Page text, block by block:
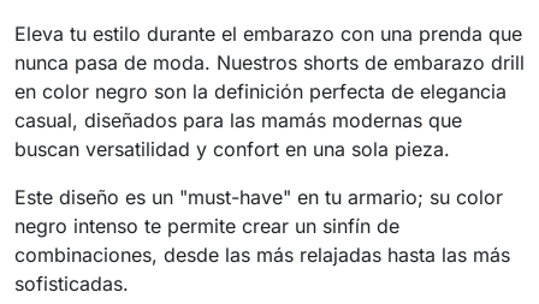
Eleva tu estilo durante el embarazo con una prenda que
nunca pasa de moda. Nuestros shorts de embarazo drill
en color negro son la definición perfecta de elegancia
casual, diseñados para las mamás modernas que
buscan versatilidad y confort en una sola pieza.
Este diseño es un "must-have" en tu armario; su color
negro intenso te permite crear un sinfín de
combinaciones, desde las más relajadas hasta las más
sofisticadas.